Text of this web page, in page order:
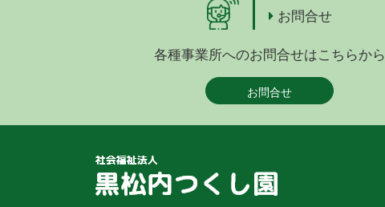
お問合せ
各種事業所へのお問合せはこちらから
お問合せ